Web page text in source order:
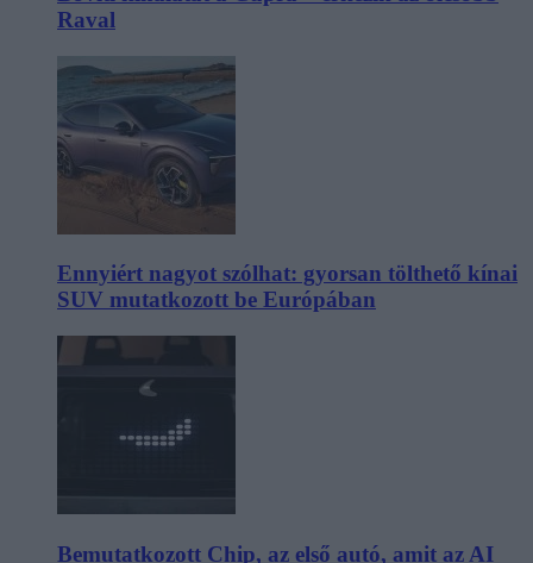
Raval
Ennyiért nagyot szólhat: gyorsan tölthető kínai
SUV mutatkozott be Európában
Bemutatkozott Chip, az első autó, amit az AI